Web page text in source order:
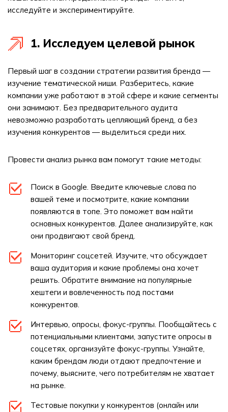
исследуйте и экспериментируйте.
1. Исследуем целевой рынок
Первый шаг в создании стратегии развития бренда —
изучение тематической ниши. Разберитесь, какие
компании уже работают в этой сфере и какие сегменты
они занимают. Без предварительного аудита
невозможно разработать цепляющий бренд, а без
изучения конкурентов — выделиться среди них.
Провести анализ рынка вам помогут такие методы:
Поиск в Google. Введите ключевые слова по
вашей теме и посмотрите, какие компании
появляются в топе. Это поможет вам найти
основных конкурентов. Далее анализируйте, как
они продвигают свой бренд.
Мониторинг соцсетей. Изучите, что обсуждает
ваша аудитория и какие проблемы она хочет
решить. Обратите внимание на популярные
хештеги и вовлеченность под постами
конкурентов.
Интервью, опросы, фокус-группы. Пообщайтесь с
потенциальными клиентами, запустите опросы в
соцсетях, организуйте фокус-группы. Узнайте,
каким брендам люди отдают предпочтение и
почему, выясните, чего потребителям не хватает
на рынке.
Тестовые покупки у конкурентов (онлайн или